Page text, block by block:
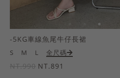
-5KG車線魚尾牛仔長裙
S M L 全尺碼
NT.990 NT.891